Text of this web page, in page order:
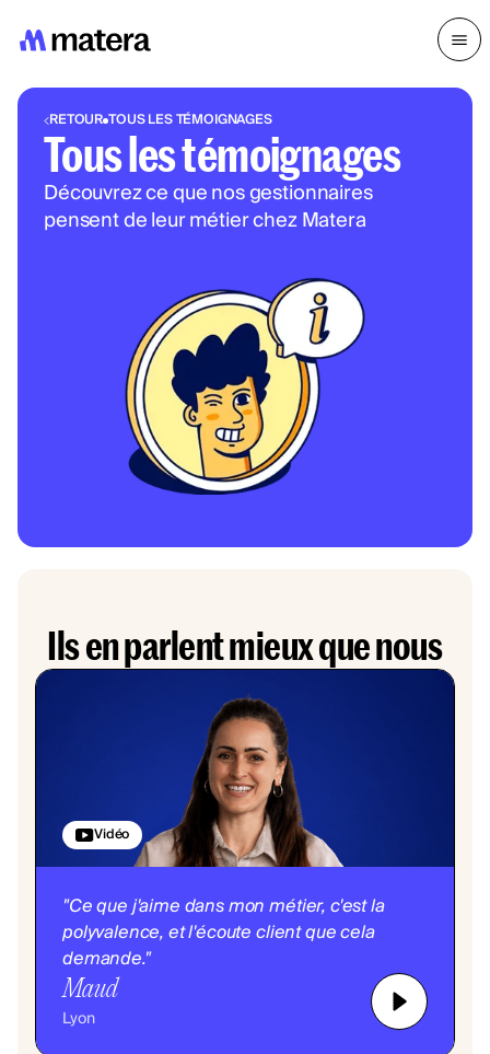
RETOUR TOUS LES TÉMOIGNAGES
Tous les témoignages
Découvrez ce que nos gestionnaires
pensent de leur métier chez Matera
Ils en parlent mieux que nous
Vidéo
"Ce que j'aime dans mon métier, c'est la
polyvalence, et l'écoute client que cela
demande."
Maud
Lyon